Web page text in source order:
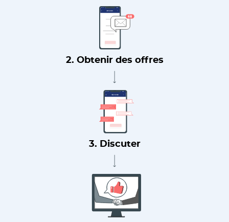
2. Obtenir des offres
3. Discuter